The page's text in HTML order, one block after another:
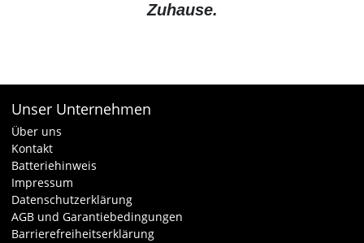
Zuhause.
Unser Unternehmen
Über uns
Kontakt
Batteriehinweis
Impressum
Datenschutzerklärung
AGB und Garantiebedingungen
Barrierefreiheitserklärung